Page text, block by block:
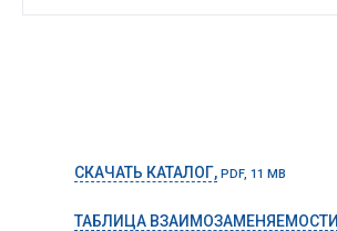
СКАЧАТЬ КАТАЛОГ, PDF, 11 MB
ТАБЛИЦА ВЗАИМОЗАМЕНЯЕМОСТИ